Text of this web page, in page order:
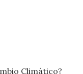
Climático?